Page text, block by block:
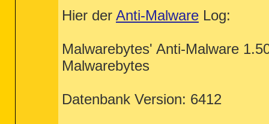
Hier der Anti-Malware Log:
Malwarebytes' Anti-Malware
Malwarebytes
Datenbank Version: 6412